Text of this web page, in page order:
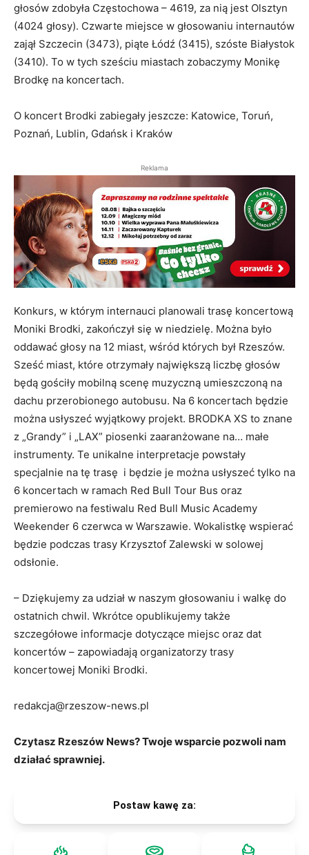
głosów zdobyła Częstochowa – 4619, za nią jest Olsztyn
(4024 głosy). Czwarte miejsce w głosowaniu internautów
zajął Szczecin (3473), piąte Łódź (3415), szóste Białystok
(3410). To w tych sześciu miastach zobaczymy Monikę
Brodkę na koncertach.
O koncert Brodki zabiegały jeszcze: Katowice, Toruń,
Poznań, Lublin, Gdańsk i Kraków
Reklama
Konkurs, w którym internauci planowali trasę koncertową
Moniki Brodki, zakończył się w niedzielę. Można było
oddawać głosy na 12 miast, wśród których był Rzeszów.
Sześć miast, które otrzymały największą liczbę głosów
będą gościły mobilną scenę muzyczną umieszczoną na
dachu przerobionego autobusu. Na 6 koncertach będzie
można usłyszeć wyjątkowy projekt. BRODKA XS to znane
z „Grandy” i „LAX” piosenki zaaranżowane na… małe
instrumenty. Te unikalne interpretacje powstały
specjalnie na tę trasę i będzie je można usłyszeć tylko na
6 koncertach w ramach Red Bull Tour Bus oraz
premierowo na festiwalu Red Bull Music Academy
Weekender 6 czerwca w Warszawie. Wokalistkę wspierać
będzie podczas trasy Krzysztof Zalewski w solowej
odsłonie.
– Dziękujemy za udział w naszym głosowaniu i walkę do
ostatnich chwil. Wkrótce opublikujemy także
szczegółowe informacje dotyczące miejsc oraz dat
koncertów – zapowiadają organizatorzy trasy
koncertowej Moniki Brodki.
redakcja@rzeszow-news.pl
Czytasz Rzeszów News? Twoje wsparcie pozwoli nam
działać sprawniej.
Postaw kawę za: